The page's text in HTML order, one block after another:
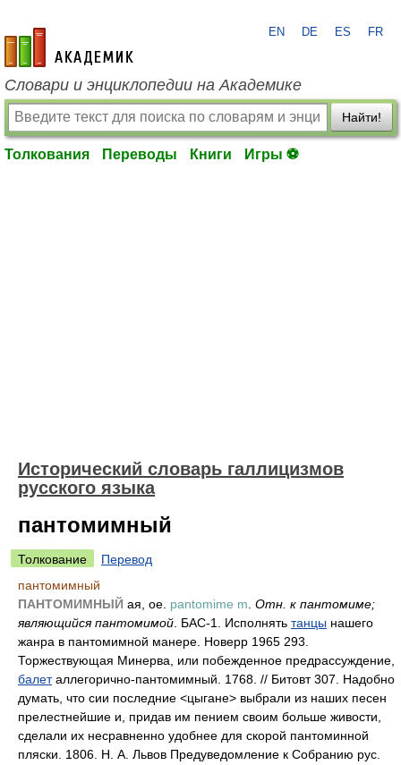
academic.ru
EN DE ES FR
Словари и энциклопедии на Академике
Найти!
Толкования Переводы Книги Игры ⚽
Исторический словарь галлицизмов
русского языка
пантомимный
Толкование
Перевод
пантомимный
ПАНТОМИМНЫЙ ая, ое. pantomime m Отн. к пантомиме;
являющийся пантомимой . БАС-1. Исполнять танцы нашего
жанра в пантомимной манере. Новерр 1965 293.
Торжествующая Минерва, или побежденное предрассуждение,
балеталлегорично-пантомимный. 1768. // Битовт 307. Надобно
думать, что сии последние <цыгане> выбрали из наших песен
прелестнейшие и, придав им пением своим больше живости,
сделали их несравненно удобнее для скорой пантоминной
пляски. 1806. Н. А. Львов Предуведомление к Собранию рус.